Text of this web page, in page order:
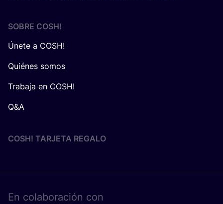
SOBRE COSH!
Únete a COSH!
Quiénes somos
Trabaja en COSH!
Q&A
COSH! TARJETA REGALO
En cola­bo­ra­ción con